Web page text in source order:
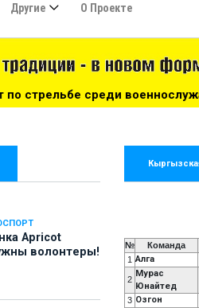
Другие О Проекте
СНГ: Кыргызстан
Apricot
волонтеры!
№ Команда
1 Алга
2
Мурас
Юнайтед
3 Озгон